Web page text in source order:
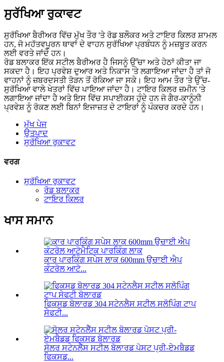
ਸੁਰੱਖਿਆ ਰੁਕਾਵਟ
ਸੁਰੱਖਿਆ ਬੈਰੀਅਰ ਵਿੱਚ ਮੁੱਖ ਤੌਰ 'ਤੇ ਰੋਡ ਬਲੌਕਰ ਅਤੇ ਟਾਇਰ ਕਿਲਰ ਸ਼ਾਮਲ
ਹਨ, ਜੋ ਮਹੱਤਵਪੂਰਨ ਥਾਵਾਂ ਦੇ ਵਾਹਨ ਸੁਰੱਖਿਆ ਪ੍ਰਬੰਧਨ ਨੂੰ ਮਜ਼ਬੂਤ ​​ਕਰਨ
ਲਈ ਵਰਤੇ ਜਾਂਦੇ ਹਨ।
ਰੋਡ ਬਲਾਕਰ ਇੱਕ ਸਟੀਲ ਬੈਰੀਅਰ ਹੈ ਜਿਸਨੂੰ ਉੱਚਾ ਅਤੇ ਹੇਠਾਂ ਕੀਤਾ ਜਾ
ਸਕਦਾ ਹੈ। ਇਹ ਪ੍ਰਵੇਸ਼ ਦੁਆਰ ਅਤੇ ਨਿਕਾਸ 'ਤੇ ਲਗਾਇਆ ਜਾਂਦਾ ਹੈ ਤਾਂ ਜੋ
ਵਾਹਨਾਂ ਨੂੰ ਜ਼ਬਰਦਸਤੀ ਤੋੜਨ ਤੋਂ ਰੋਕਿਆ ਜਾ ਸਕੇ। ਇਹ ਆਮ ਤੌਰ 'ਤੇ ਉੱਚ-
ਸੁਰੱਖਿਆ ਵਾਲੇ ਖੇਤਰਾਂ ਵਿੱਚ ਪਾਇਆ ਜਾਂਦਾ ਹੈ। ਟਾਇਰ ਕਿਲਰ ਜ਼ਮੀਨ 'ਤੇ
ਲਗਾਇਆ ਜਾਂਦਾ ਹੈ ਅਤੇ ਇਸ ਵਿੱਚ ਸਪਾਈਕਸ ਹੁੰਦੇ ਹਨ ਜੋ ਗੈਰ-ਕਾਨੂੰਨੀ
ਪ੍ਰਵੇਸ਼ ਨੂੰ ਰੋਕਣ ਲਈ ਬਿਨਾਂ ਇਜਾਜ਼ਤ ਦੇ ਟਾਇਰਾਂ ਨੂੰ ਪੰਕਚਰ ਕਰਦੇ ਹਨ।
ਮੁੱਖ ਪੇਜ
ਉਤਪਾਦ
ਸੁਰੱਖਿਆ ਰੁਕਾਵਟ
ਵਰਗ
ਸੁਰੱਖਿਆ ਰੁਕਾਵਟ
ਰੋਡ ਬਲਾਕਰ
ਟਾਇਰ ਕਿਲਰ
ਖਾਸ ਸਮਾਨ
ਕਾਰ ਪਾਰਕਿੰਗ ਸਪੇਸ ਲਾਕ 600mm ਉਚਾਈ ਐਪ
ਕੰਟਰੋਲ ਆਟੋ...
ਫਿਕਸਡ ਬੋਲਾਰਡ 304 ਸਟੇਨਲੈਸ ਸਟੀਲ ਸਲੋਪਿੰਗ ਟਾਪ
ਸੇਫਟੀ...
ਸੋਲਰ ਸਟੇਨਲੈੱਸ ਸਟੀਲ ਬੋਲਾਰਡ ਪੋਸਟ ਪ੍ਰੀ-ਏਮਬੈਡਡ
ਫਿਕਸਡ...